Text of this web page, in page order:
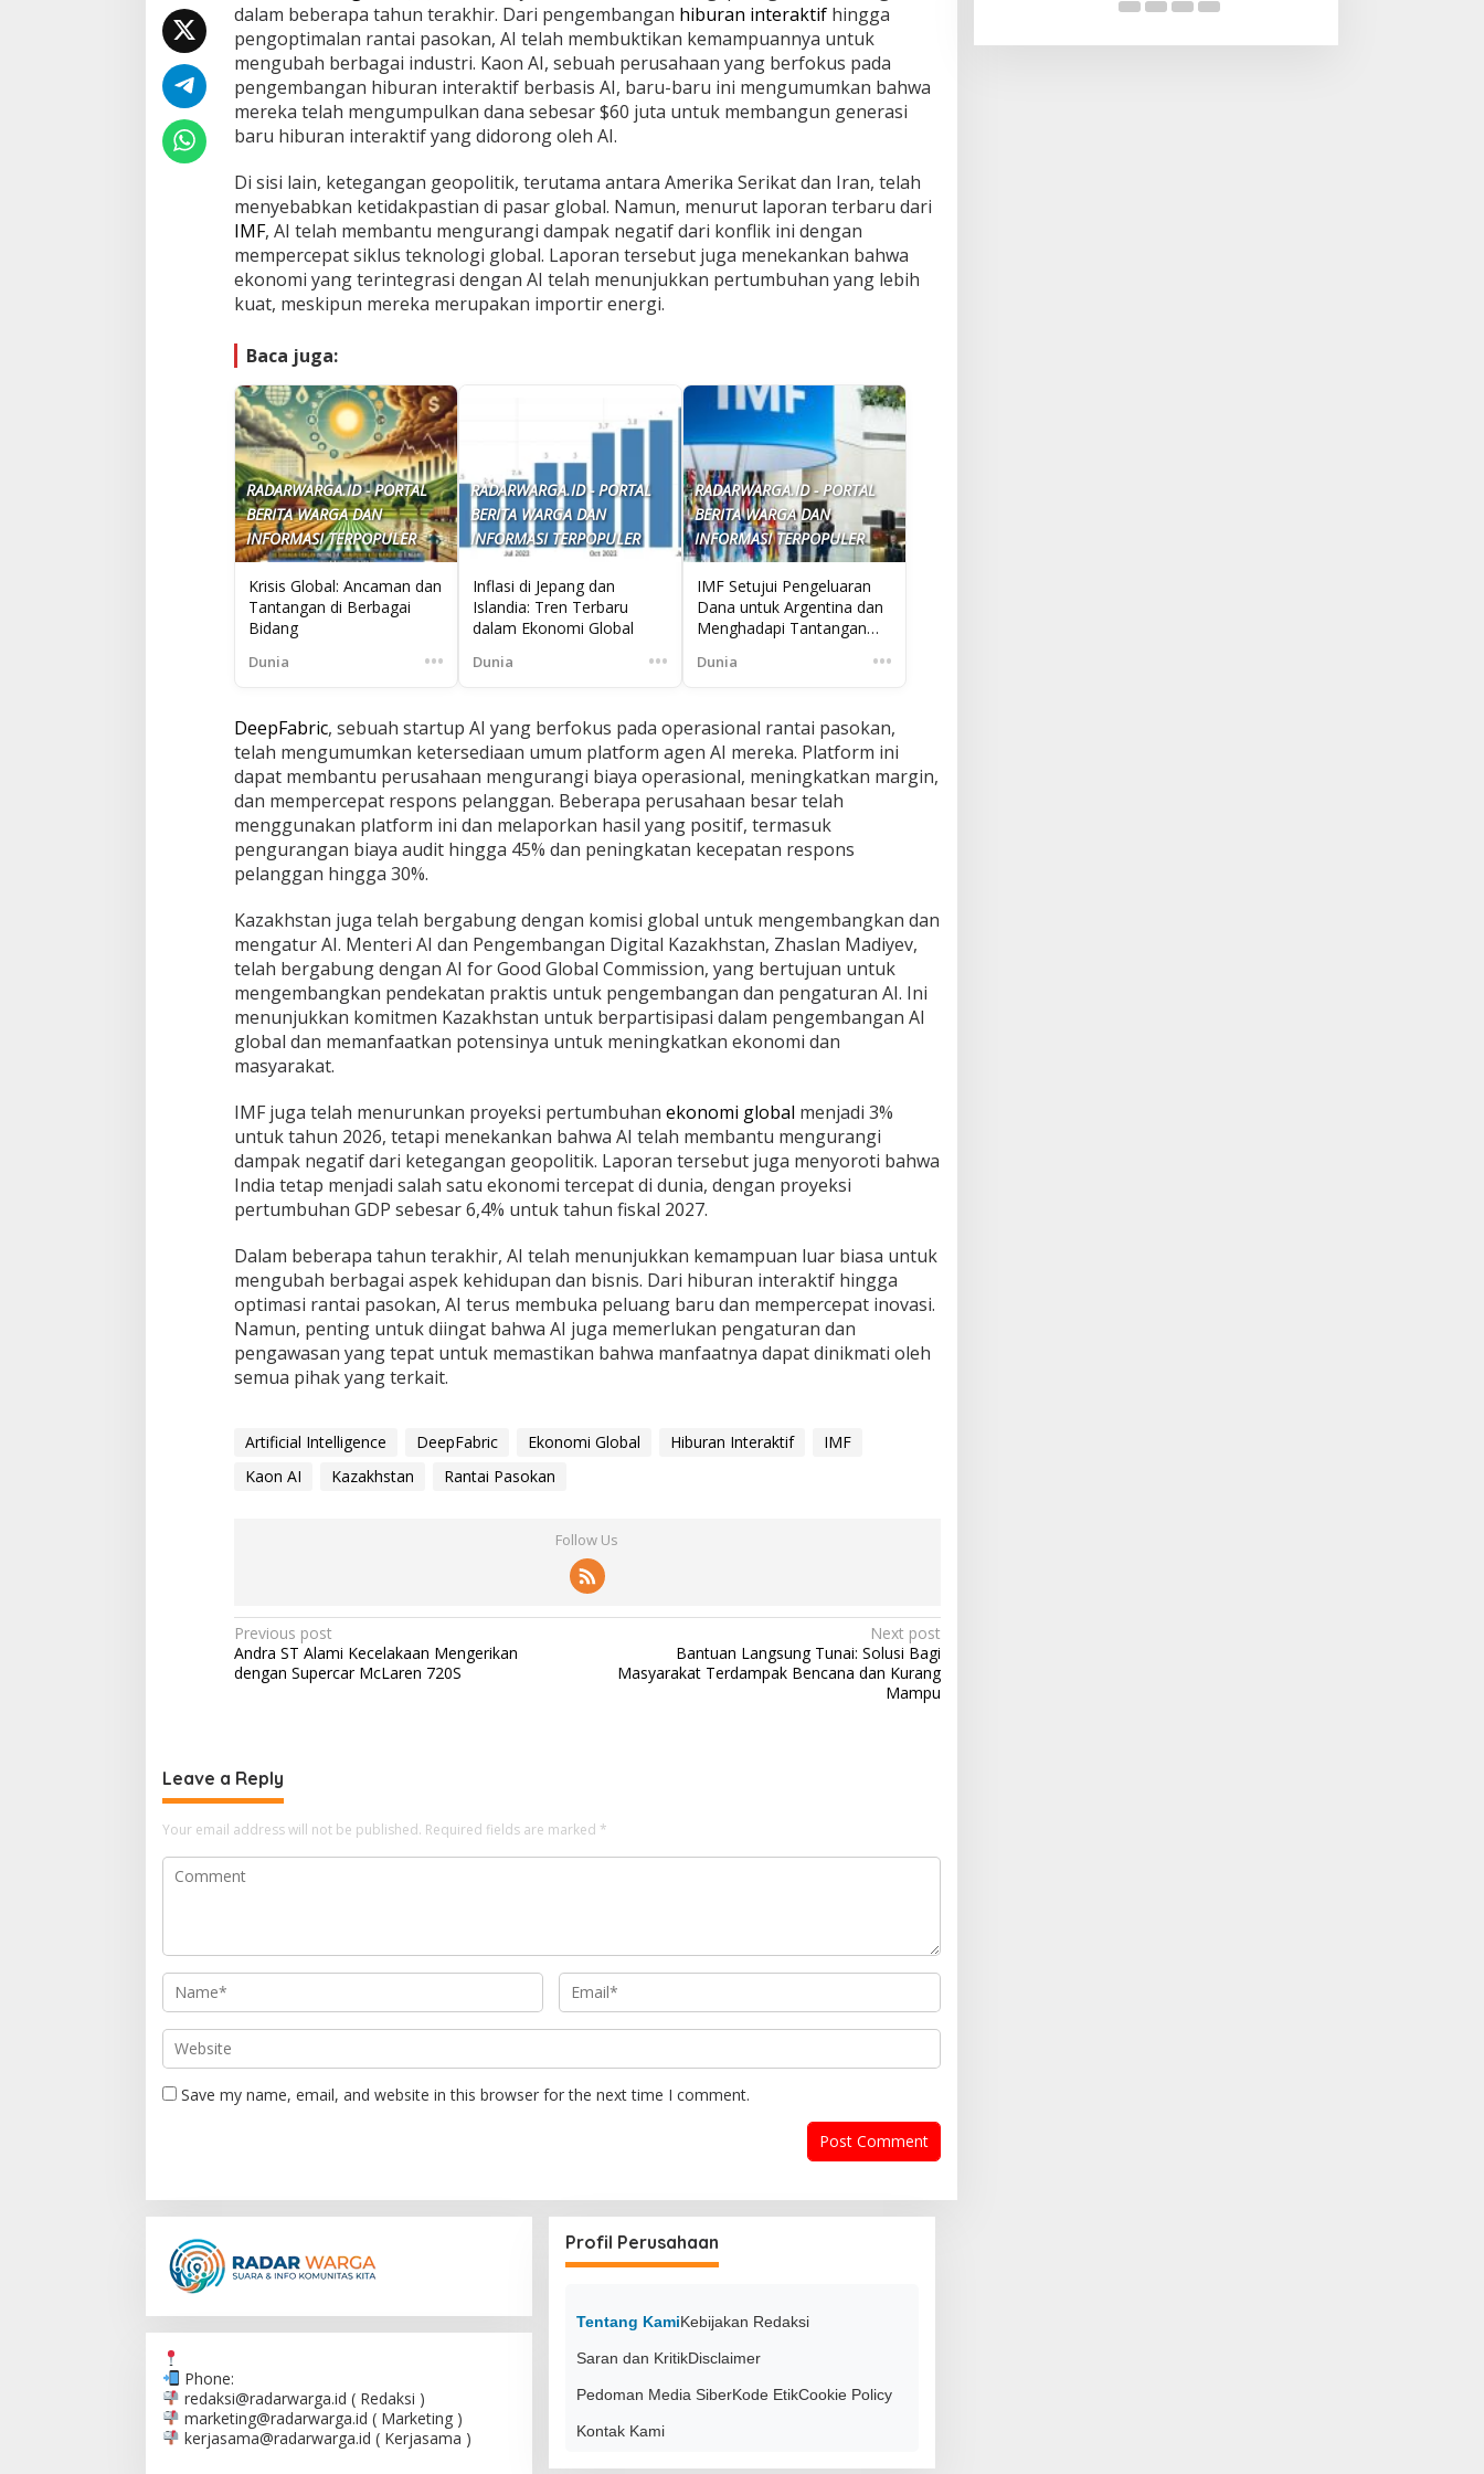
dalam beberapa tahun terakhir. Dari pengembangan hiburan interaktifhingga
pengoptimalan rantai pasokan, AI telah membuktikan kemampuannya untuk
mengubah berbagai industri. Kaon AI, sebuah perusahaan yang berfokus pada
pengembangan hiburan interaktif berbasis AI, baru-baru ini mengumumkan bahwa
mereka telah mengumpulkan dana sebesar $60 juta untuk membangun generasi
baru hiburan interaktif yang didorong oleh AI.
Di sisi lain, ketegangan geopolitik, terutama antara Amerika Serikat dan Iran, telah
menyebabkan ketidakpastian di pasar global. Namun, menurut laporan terbaru dari
IMF, AI telah membantu mengurangi dampak negatif dari konflik ini dengan
mempercepat siklus teknologi global. Laporan tersebut juga menekankan bahwa
ekonomi yang terintegrasi dengan AI telah menunjukkan pertumbuhan yang lebih
kuat, meskipun mereka merupakan importir energi.
Baca juga:
RADARWARGA.ID - PORTAL
BERITA WARGA DAN
INFORMASI TERPOPULER
Krisis Global: Ancaman dan
Tantangan di Berbagai
Bidang
Dunia •••
RADARWARGA.ID - PORTAL
BERITA WARGA DAN
INFORMASI TERPOPULER
Inflasi di Jepang dan
Islandia: Tren Terbaru
dalam Ekonomi Global
Dunia •••
RADARWARGA.ID - PORTAL
BERITA WARGA DAN
INFORMASI TERPOPULER
IMF Setujui Pengeluaran
Dana untuk Argentina dan
Menghadapi Tantangan
Dunia •••
DeepFabric, sebuah startup AI yang berfokus pada operasional rantai pasokan,
telah mengumumkan ketersediaan umum platform agen AI mereka. Platform ini
dapat membantu perusahaan mengurangi biaya operasional, meningkatkan margin,
dan mempercepat respons pelanggan. Beberapa perusahaan besar telah
menggunakan platform ini dan melaporkan hasil yang positif, termasuk
pengurangan biaya audit hingga 45% dan peningkatan kecepatan respons
pelanggan hingga 30%.
Kazakhstan juga telah bergabung dengan komisi global untuk mengembangkan dan
mengatur AI. Menteri AI dan Pengembangan Digital Kazakhstan, Zhaslan Madiyev,
telah bergabung dengan AI for Good Global Commission, yang bertujuan untuk
mengembangkan pendekatan praktis untuk pengembangan dan pengaturan AI. Ini
menunjukkan komitmen Kazakhstan untuk berpartisipasi dalam pengembangan AI
global dan memanfaatkan potensinya untuk meningkatkan ekonomi dan
masyarakat.
IMF juga telah menurunkan proyeksi pertumbuhan ekonomi global menjadi 3%
untuk tahun 2026, tetapi menekankan bahwa AI telah membantu mengurangi
dampak negatif dari ketegangan geopolitik. Laporan tersebut juga menyoroti bahwa
India tetap menjadi salah satu ekonomi tercepat di dunia, dengan proyeksi
pertumbuhan GDP sebesar 6,4% untuk tahun fiskal 2027.
Dalam beberapa tahun terakhir, AI telah menunjukkan kemampuan luar biasa untuk
mengubah berbagai aspek kehidupan dan bisnis. Dari hiburan interaktif hingga
optimasi rantai pasokan, AI terus membuka peluang baru dan mempercepat inovasi.
Namun, penting untuk diingat bahwa AI juga memerlukan pengaturan dan
pengawasan yang tepat untuk memastikan bahwa manfaatnya dapat dinikmati oleh
semua pihak yang terkait.
Artificial Intelligence DeepFabric Ekonomi Global Hiburan Interaktif
IMF
Kaon AI
Kazakhstan Rantai Pasokan
Follow Us
P
o
n
a
v
i
g
t
i
o
n
Previous post
Andra ST Alami Kecelakaan Mengerikan
dengan Supercar McLaren 720S
Next post
Bantuan Langsung Tunai: Solusi Bagi
Masyarakat Terdampak Bencana dan Kurang
Mampu
Leave a Reply
Your email address will not be published. Required fields are marked *
Save my name, email, and website in this browser for the next time I comment.
Phone:
redaksi@radarwarga.id ( Redaksi )
marketing@radarwarga.id ( Marketing )
kerjasama@radarwarga.id ( Kerjasama )
Profil Perusahaan
Tentang KamiKebijakan Redaksi
Saran dan KritikDisclaimer
Pedoman Media SiberKode EtikCookie Policy
Kontak Kami